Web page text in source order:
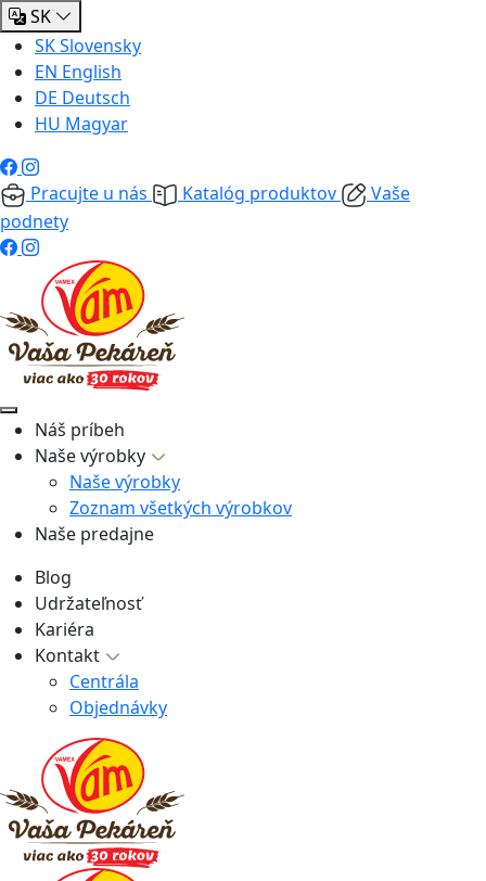
SK
SKSlovensky
EN English
DE Deutsch
HU Magyar
Pracujte u nás Katalóg produktov
Vaše
podnety
Náš príbeh
Naše výrobky
Naše výrobky
Zoznam všetkých výrobkov
Naše predajne
Blog
Udržateľnosť
Kariéra
Kontakt
Centrála
Objednávky